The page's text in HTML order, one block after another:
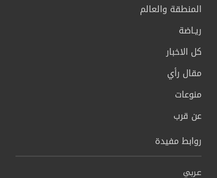
المنطقة والعالم
ريـاضة
كل الاخبار
مقال رأي
منوعات
عن قرب
روابط مفيدة
عربي